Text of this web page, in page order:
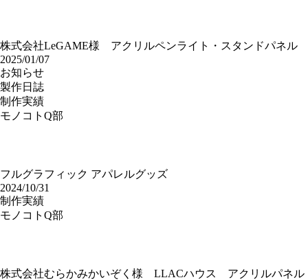
株式会社LeGAME様 アクリルペンライト・スタンドパネル
2025/01/07
お知らせ
製作日誌
制作実績
モノコトQ部
フルグラフィック アパレルグッズ
2024/10/31
制作実績
モノコトQ部
株式会社むらかみかいぞく様 LLACハウス アクリルパネル